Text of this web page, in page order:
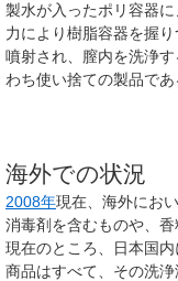
製水が入ったポリ容器
力により樹脂容器を握
噴射され、膣内を洗浄
わち使い捨ての製品であ
海外での状況
2008年現在、海外におい
消毒剤を含むものや、
現在のところ、日本国
商品はすべて、その洗浄